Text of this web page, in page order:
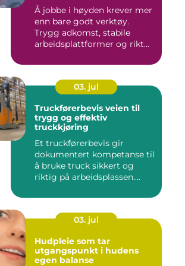
Å jobbe i høyden krever mer
enn bare godt verktøy.
Trygg adkomst, stabile
arbeidsplattformer og rikt...
03. jul
Truckførerbevis veien til
trygg og effektiv
truckkjøring
Et truckførerbevis gir
dokumentert kompetanse til
å bruke truck sikkert og
riktig på arbeidsplassen....
03. jul
Hudpleie som tar
utgangspunkt i hudens
egen balanse